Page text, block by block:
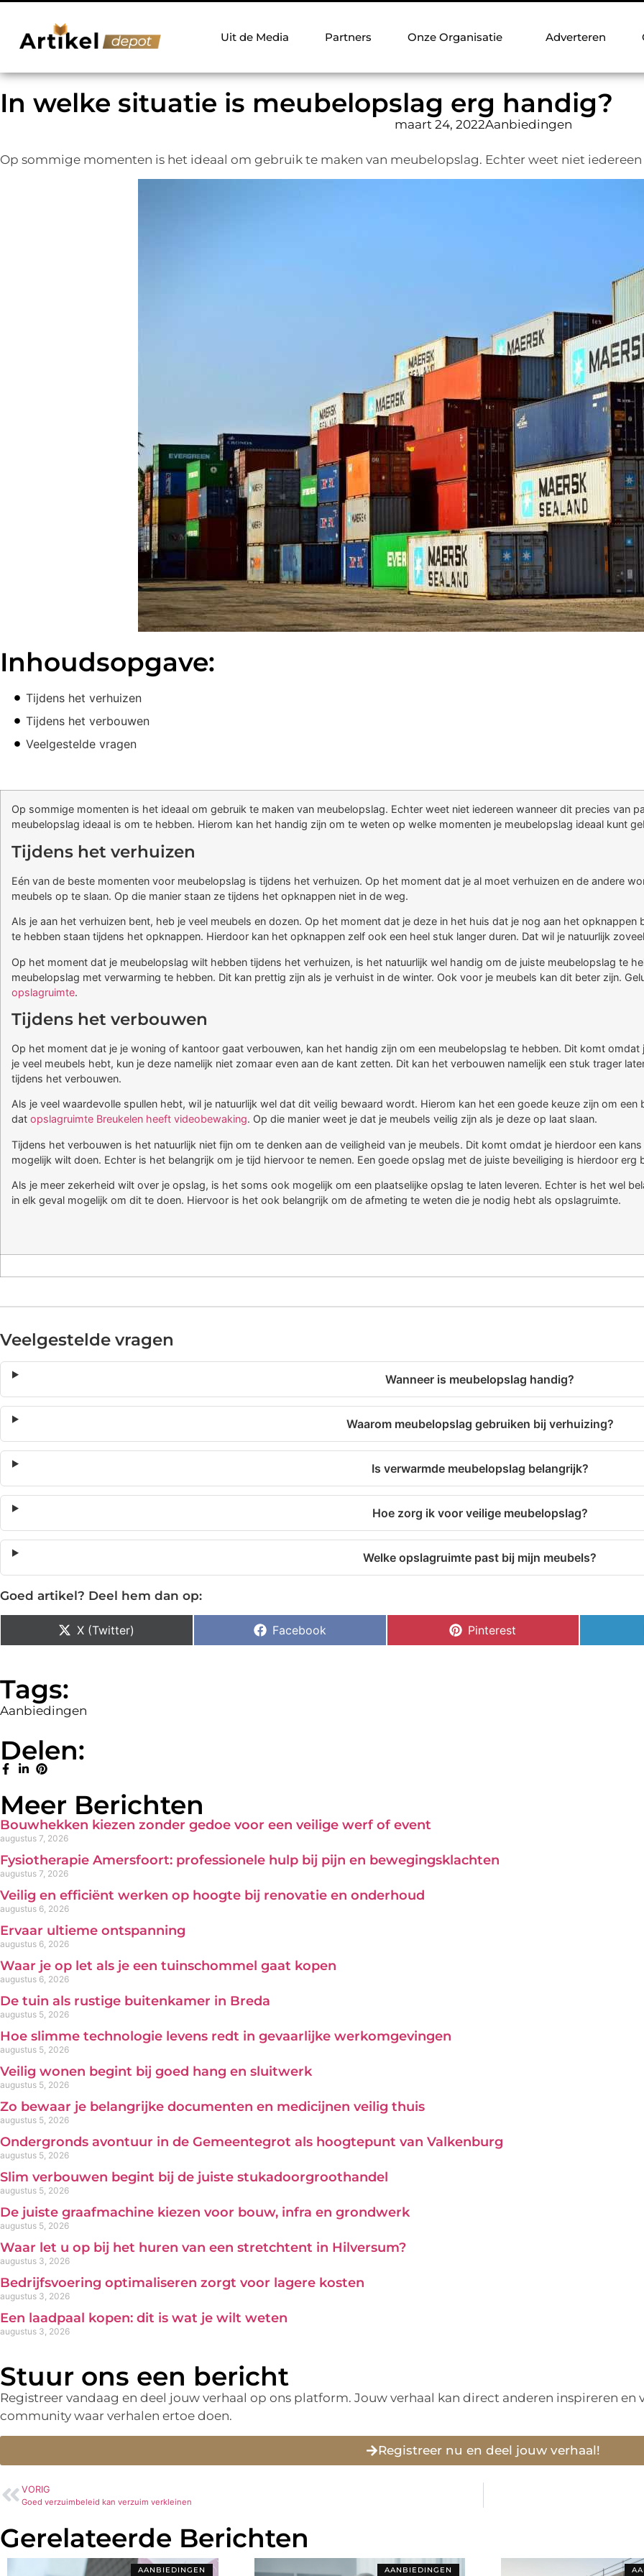
Uit de Media Partners Onze Organisatie Adverteren
In welke situatie is meubelopslag erg handig?
maart 24, 2022Aanbiedingen
Op sommige momenten is het ideaal om gebruik te maken van meubelopslag. Echter weet niet iedereen
Inhoudsopgave:
Tijdens het verhuizen
Tijdens het verbouwen
Veelgestelde vragen
Op sommige momenten is het ideaal om gebruik te maken van meubelopslag. Echter weet niet iedereen wanneer dit precies van
meubelopslag ideaal is om te hebben. Hierom kan het handig zijn om te weten op welke momenten je meubelopslag ideaal kunt
Tijdens het verhuizen
Eén van de beste momenten voor meubelopslag is tijdens het verhuizen. Op het moment dat je al moet verhuizen en de andere
meubels op te slaan. Op die manier staan ze tijdens het opknappen niet in de weg.
Als je aan het verhuizen bent, heb je veel meubels en dozen. Op het moment dat je deze in het huis dat je nog aan het
te hebben staan tijdens het opknappen. Hierdoor kan het opknappen zelf ook een heel stuk langer duren. Dat wil je natuurlijk
Op het moment dat je meubelopslag wilt hebben tijdens het verhuizen, is het natuurlijk wel handig om de juiste meubelopslag te
meubelopslag met verwarming te hebben. Dit kan prettig zijn als je verhuist in de winter. Ook voor je meubels kan dit beter zijn.
opslagruimte.
Tijdens het verbouwen
Op het moment dat je je woning of kantoor gaat verbouwen, kan het handig zijn om een meubelopslag te hebben. Dit komt
je veel meubels hebt, kun je deze namelijk niet zomaar even aan de kant zetten. Dit kan het verbouwen namelijk een stuk trager
tijdens het verbouwen.
Als je veel waardevolle spullen hebt, wil je natuurlijk wel dat dit veilig bewaard wordt. Hierom kan het een goede keuze zijn om
dat opslagruimte Breukelen heeft videobewaking. Op die manier weet je dat je meubels veilig zijn als je deze op laat slaan.
Tijdens het verbouwen is het natuurlijk niet fijn om te denken aan de veiligheid van je meubels. Dit komt omdat je hierdoor een
mogelijk wilt doen. Echter is het belangrijk om je tijd hiervoor te nemen. Een goede opslag met de juiste beveiliging is hierdoor erg
Als je meer zekerheid wilt over je opslag, is het soms ook mogelijk om een plaatselijke opslag te laten leveren. Echter is het wel
in elk geval mogelijk om dit te doen. Hiervoor is het ook belangrijk om de afmeting te weten die je nodig hebt als opslagruimte.
Veelgestelde vragen
Wanneer is meubelopslag handig?
Waarom meubelopslag gebruiken bij verhuizing?
Is verwarmde meubelopslag belangrijk?
Hoe zorg ik voor veilige meubelopslag?
Welke opslagruimte past bij mijn meubels?
Goed artikel? Deel hem dan op:
X (Twitter) Facebook Pinterest
Tags:
Aanbiedingen
Delen:
Meer Berichten
Bouwhekken kiezen zonder gedoe voor een veilige werf of event
augustus 7, 2026
Fysiotherapie Amersfoort: professionele hulp bij pijn en bewegingsklachten
augustus 7, 2026
Veilig en efficiënt werken op hoogte bij renovatie en onderhoud
augustus 6, 2026
Ervaar ultieme ontspanning
augustus 6, 2026
Waar je op let als je een tuinschommel gaat kopen
augustus 6, 2026
De tuin als rustige buitenkamer in Breda
augustus 5, 2026
Hoe slimme technologie levens redt in gevaarlijke werkomgevingen
augustus 5, 2026
Veilig wonen begint bij goed hang en sluitwerk
augustus 5, 2026
Zo bewaar je belangrijke documenten en medicijnen veilig thuis
augustus 5, 2026
Ondergronds avontuur in de Gemeentegrot als hoogtepunt van Valkenburg
augustus 5, 2026
Slim verbouwen begint bij de juiste stukadoorgroothandel
augustus 5, 2026
De juiste graafmachine kiezen voor bouw, infra en grondwerk
augustus 5, 2026
Waar let u op bij het huren van een stretchtent in Hilversum?
augustus 3, 2026
Bedrijfsvoering optimaliseren zorgt voor lagere kosten
augustus 3, 2026
Een laadpaal kopen: dit is wat je wilt weten
augustus 3, 2026
Stuur ons een bericht
Registreer vandaag en deel jouw verhaal op ons platform. Jouw verhaal kan direct anderen inspireren
community waar verhalen ertoe doen.
Registreer nu en deel jouw verhaal!
VORIG
Goed verzuimbeleid kan verzuim verkleinen
Gerelateerde Berichten
AANBIEDINGEN AANBIEDINGEN